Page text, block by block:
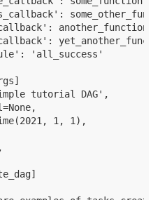
another_function,
'all_success'
tutorial DAG',
1, 1),